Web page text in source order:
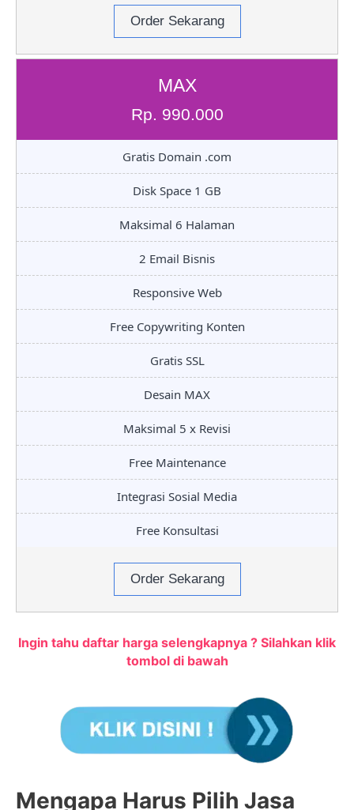
Order Sekarang
MAX
Rp. 990.000
Gratis Domain .com
Disk Space 1 GB
Maksimal 6 Halaman
2 Email Bisnis
Responsive Web
Free Copywriting Konten
Gratis SSL
Desain MAX
Maksimal 5 x Revisi
Free Maintenance
Integrasi Sosial Media
Free Konsultasi
Order Sekarang
Ingin tahu daftar harga selengkapnya ? Silahkan klik
tombol di bawah
Mengapa Harus Pilih Jasa